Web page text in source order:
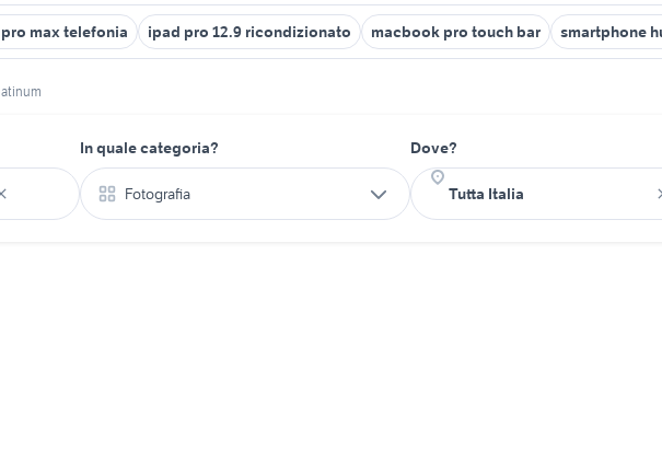
max telefonia ipad pro 12.9 ricondizionato macbook pro touch bar smartphone
In quale categoria?
Fotografia
Dove?